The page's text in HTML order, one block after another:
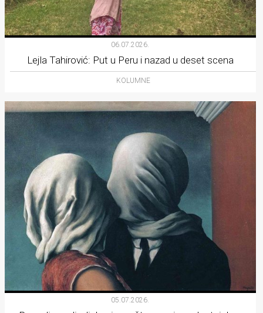
06.07.2026.
Lejla Tahirović: Put u Peru i nazad u deset scena
KOLUMNE
05.07.2026.